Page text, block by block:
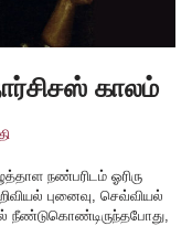
காலம்
நண்பரிடம் ஓரிரு
புனைவு, செவ்வியல்
நீண்டுகொண்டிருந்தபோது,